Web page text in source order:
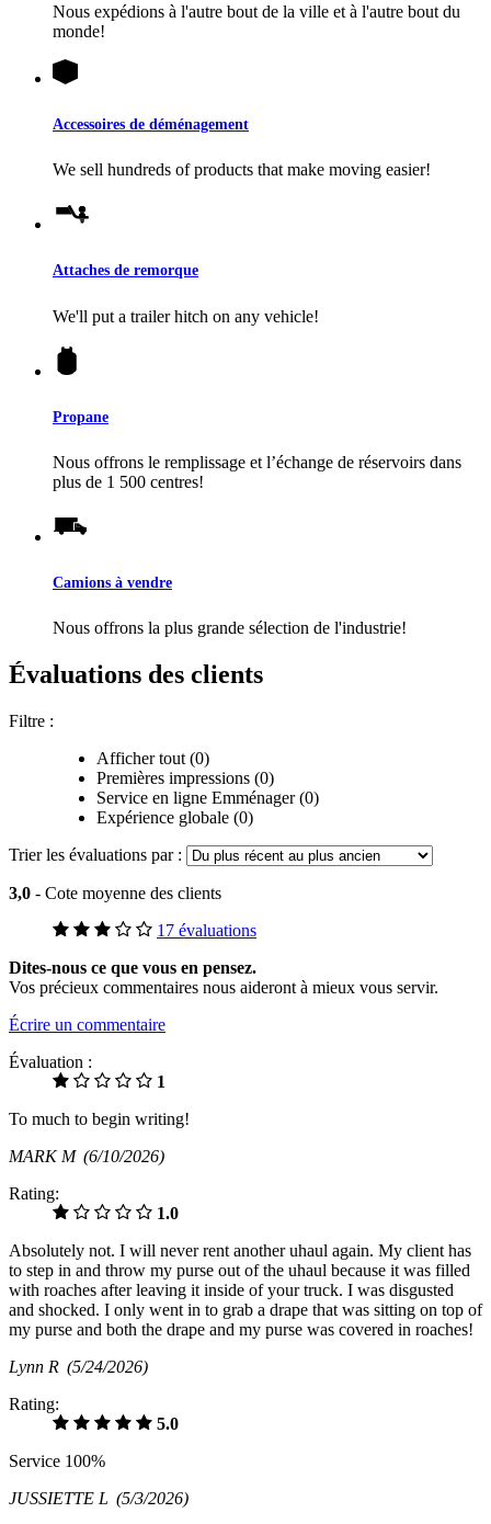
Nous expédions à l'autre bout de la ville et à l'autre bout du
monde!
Accessoires de déménagement
We sell hundreds of products that make moving easier!
Attaches de remorque
We'll put a trailer hitch on any vehicle!
Propane
Nous offrons le remplissage et l’échange de réservoirs dans
plus de 1 500 centres!
Camions à vendre
Nous offrons la plus grande sélection de l'industrie!
Évaluations des clients
Filtre :
Afficher tout (0)
Premières impressions (0)
Service en ligne Emménager (0)
Expérience globale (0)
Trier les évaluations par :
3,0 - Cote moyenne des clients
17 évaluations
Dites-nous ce que vous en pensez.
Vos précieux commentaires nous aideront à mieux vous servir.
Écrire un commentaire
Évaluation :
1
To much to begin writing!
MARK M (6/10/2026)
Rating:
1.0
Absolutely not. I will never rent another uhaul again. My client has
to step in and throw my purse out of the uhaul because it was filled
with roaches after leaving it inside of your truck. I was disgusted
and shocked. I only went in to grab a drape that was sitting on top of
my purse and both the drape and my purse was covered in roaches!
Lynn R (5/24/2026)
Rating:
5.0
Service 100%
JUSSIETTE L (5/3/2026)